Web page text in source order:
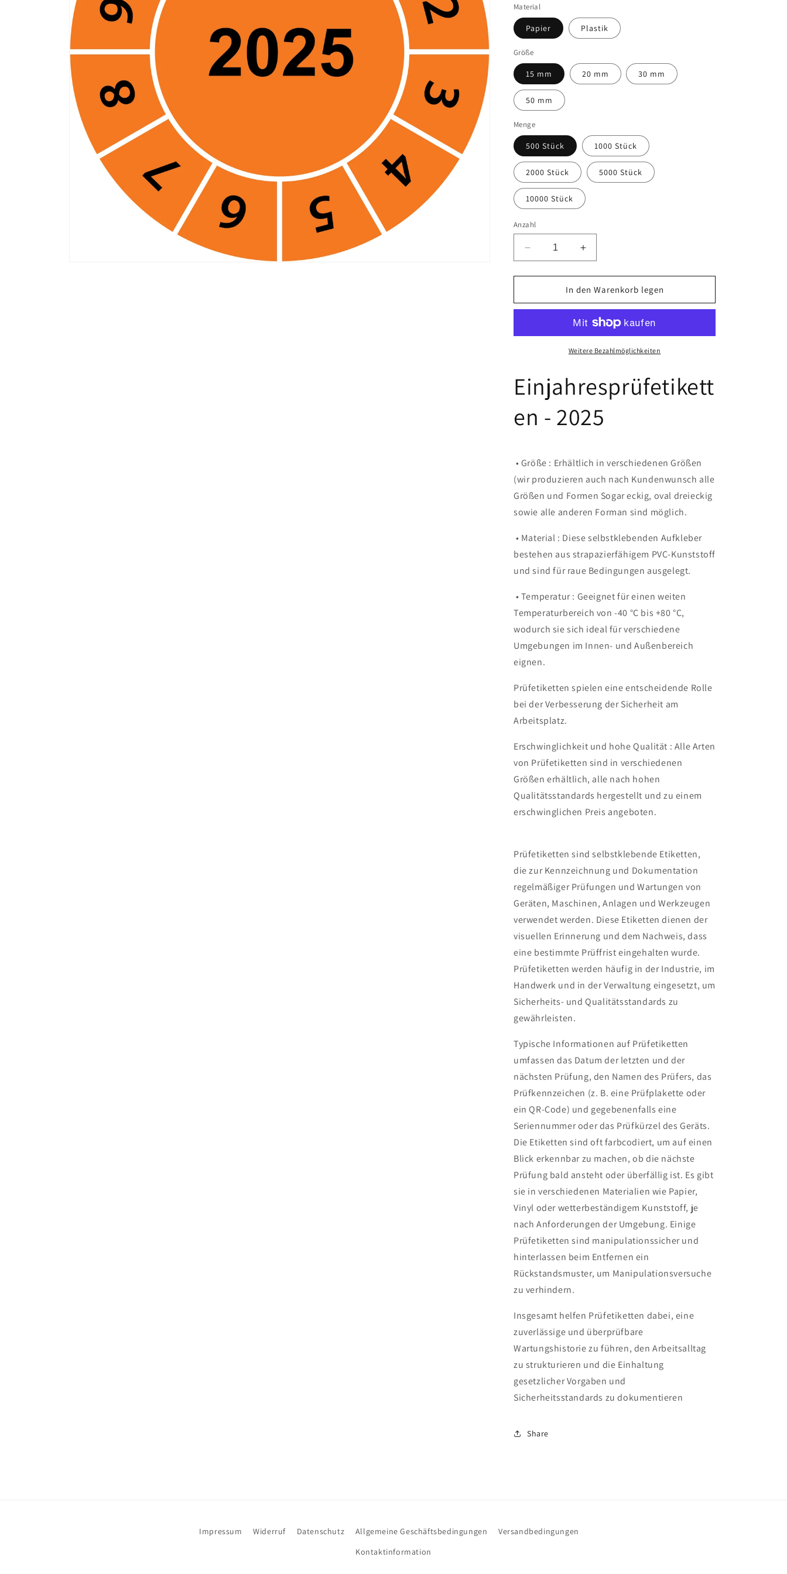
Material
Papier Plastik
Größe
15 mm 20 mm 30 mm
50 mm
Menge
500 Stück 1000 Stück
2000 Stück 5000 Stück
10000 Stück
Anzahl
Verringere
die
Menge
Einjahresprüfetiketten
aus
Plastik
Erhöhe
die
Menge
für
Einjahresprüfetiketten
2025
aus
Papier
In den Warenkorb legen
Weitere Bezahlmöglichkeiten
Einjahresprüfetikett
en - 2025
• Größe : Erhältlich in verschiedenen Größen
(wir produzieren auch nach Kundenwunsch alle
Größen und Formen Sogar eckig, oval dreieckig
sowie alle anderen Forman sind möglich.
• Material : Diese selbstklebenden Aufkleber
bestehen aus strapazierfähigem PVC-Kunststoff
und sind für raue Bedingungen ausgelegt.
• Temperatur : Geeignet für einen weiten
Temperaturbereich von -40 °C bis +80 °C,
wodurch sie sich ideal für verschiedene
Umgebungen im Innen- und Außenbereich
eignen.
Prüfetiketten spielen eine entscheidende Rolle
bei der Verbesserung der Sicherheit am
Arbeitsplatz.
Erschwinglichkeit und hohe Qualität : Alle Arten
von Prüfetiketten sind in verschiedenen
Größen erhältlich, alle nach hohen
Qualitätsstandards hergestellt und zu einem
erschwinglichen Preis angeboten.
Prüfetiketten sind selbstklebende Etiketten,
die zur Kennzeichnung und Dokumentation
regelmäßiger Prüfungen und Wartungen von
Geräten, Maschinen, Anlagen und Werkzeugen
verwendet werden. Diese Etiketten dienen der
visuellen Erinnerung und dem Nachweis, dass
eine bestimmte Prüffrist eingehalten wurde.
Prüfetiketten werden häufig in der Industrie, im
Handwerk und in der Verwaltung eingesetzt, um
Sicherheits- und Qualitätsstandards zu
gewährleisten.
Typische Informationen auf Prüfetiketten
umfassen das Datum der letzten und der
nächsten Prüfung, den Namen des Prüfers, das
Prüfkennzeichen (z. B. eine Prüfplakette oder
ein QR-Code) und gegebenenfalls eine
Seriennummer oder das Prüfkürzel des Geräts.
Die Etiketten sind oft farbcodiert, um auf einen
Blick erkennbar zu machen, ob die nächste
Prüfung bald ansteht oder überfällig ist. Es gibt
sie in verschiedenen Materialien wie Papier,
Vinyl oder wetterbeständigem Kunststoff, je
nach Anforderungen der Umgebung. Einige
Prüfetiketten sind manipulationssicher und
hinterlassen beim Entfernen ein
Rückstandsmuster, um Manipulationsversuche
zu verhindern.
Insgesamt helfen Prüfetiketten dabei, eine
zuverlässige und überprüfbare
Wartungshistorie zu führen, den Arbeitsalltag
zu strukturieren und die Einhaltung
gesetzlicher Vorgaben und
Sicherheitsstandards zu dokumentieren
Share
Impressum Widerruf Datenschutz Allgemeine Geschäftsbedingungen
Versandbedingungen
Kontaktinformation